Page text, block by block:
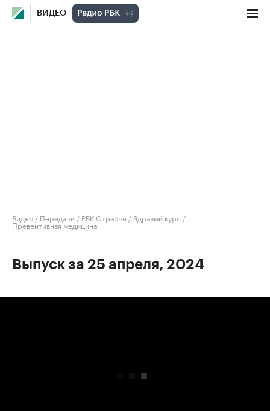
ВИДЕО
Видео / Передачи / РБК Отрасли / Здравый курс /
Превентивная медицина
Выпуск за 25 апреля, 2024